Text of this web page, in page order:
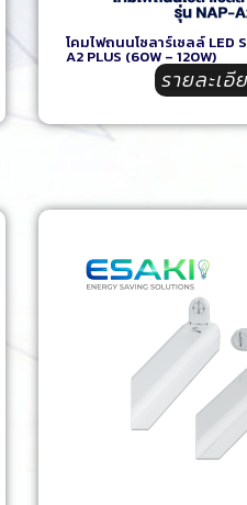
โคมไฟถนนโซลาร์เซลล์ LED
A2 PLUS (60W – 120W)
รายละเ